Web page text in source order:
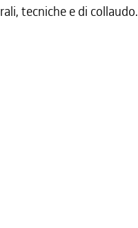
tecniche e di collaudo.